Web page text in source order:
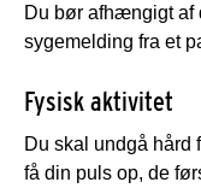
Du bør afhængigt af
sygemelding fra et
Fysisk aktivitet
Du skal undgå hård
få din puls op, de